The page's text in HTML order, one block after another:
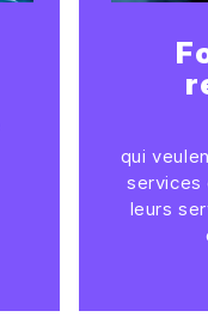
qui
services
leurs